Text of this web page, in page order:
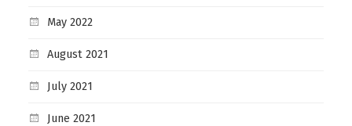
May 2022
August 2021
July 2021
June 2021